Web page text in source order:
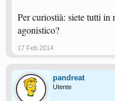
Per curiostià: siete tutti
agonistico?
17 Feb 2014
pandreat
Utente